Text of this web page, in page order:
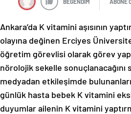
Ankara’da K vitamini aşısının
olayına değinen Erciyes
öğretim görevlisi olarak görev
nörolojik sekelle
medyadan etkileşimde
günlük hasta bebek K vitamini
duyumlar ailenin K vitamini